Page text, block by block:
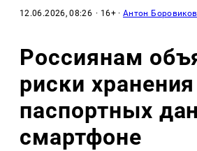
12.06.2026, 08:26 · 16+ ·Антон Боровиков
Россиянам
риски хранения
паспортных
смартфоне